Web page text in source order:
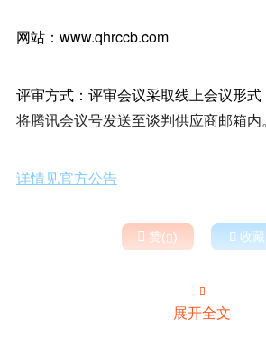
网站：www.qhrccb.com
评审方式：评审会议采取线上会议形
将腾讯会议号发送至谈判供应商邮箱内。
详情见官方公告
 赞()  收藏

展开全文